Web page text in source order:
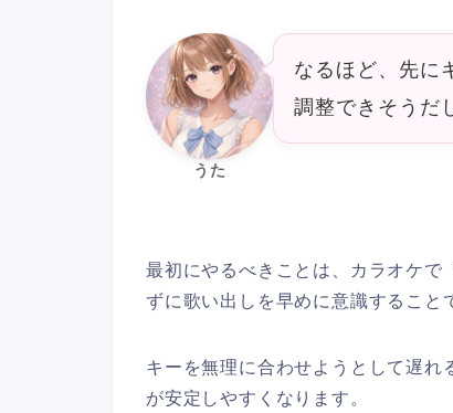
うた
なるほど、先に
調整できそうだ
最初にやるべきことは、カラオケで
ずに歌い出しを早めに意識すること
キーを無理に合わせようとして遅
が安定しやすくなります。